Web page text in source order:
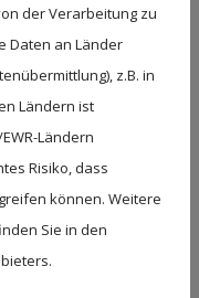
der Verarbeitung zu
Daten an Länder
z.B. in
Ländern ist
Ländern
Risiko, dass
können. Weitere
Sie in den